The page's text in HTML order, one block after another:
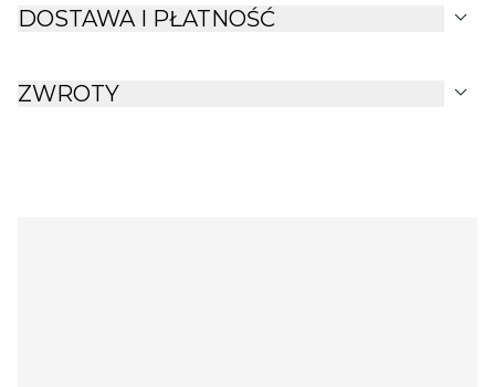
DOSTAWA I PŁATNOŚĆ expand_more
ZWROTY expand_more